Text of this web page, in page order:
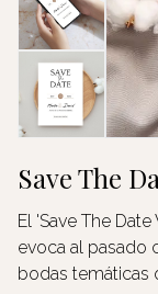
Save The
El 'Save The
evoca al pasado
bodas temáticas